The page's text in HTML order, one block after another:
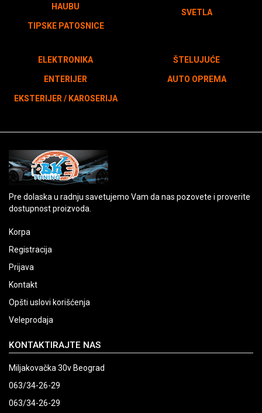
HAUBU
TIPSKE PATOSNICE
SVETLA
ELEKTRONIKA
ENTERIJER
EKSTERIJER / KAROSERIJA
ŠTELUJUĆE
AUTO OPREMA
Pre dolaska u radnju savetujemo Vam da nas pozovete i proverite
dostupnost proizvoda.
Korpa
Registracija
Prijava
Kontakt
Opšti uslovi korišćenja
Veleprodaja
KONTAKTIRAJTE NAS
Miljakovačka 30v Beograd
063/34-26-29
063/34-26-29